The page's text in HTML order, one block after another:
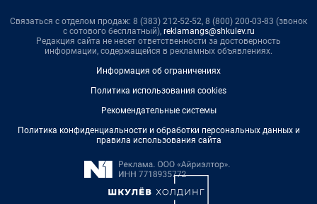
Связаться с отделом продаж: 8 (383) 212-52-52, 8 (800) 200-03-83 (звонок
с сотового бесплатный), reklamangs@shkulev.ru
Редакция сайта не несет ответственности за достоверность
информации, содержащейся в рекламных объявлениях.
Информация об ограничениях
Политика использования cookies
Рекомендательные системы
Политика конфиденциальности и обработки персональных данных и
правила использования сайта